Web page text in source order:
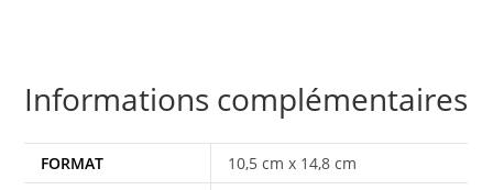
Informations complémentaires
FORMAT
10,5 cm x 14,8 cm